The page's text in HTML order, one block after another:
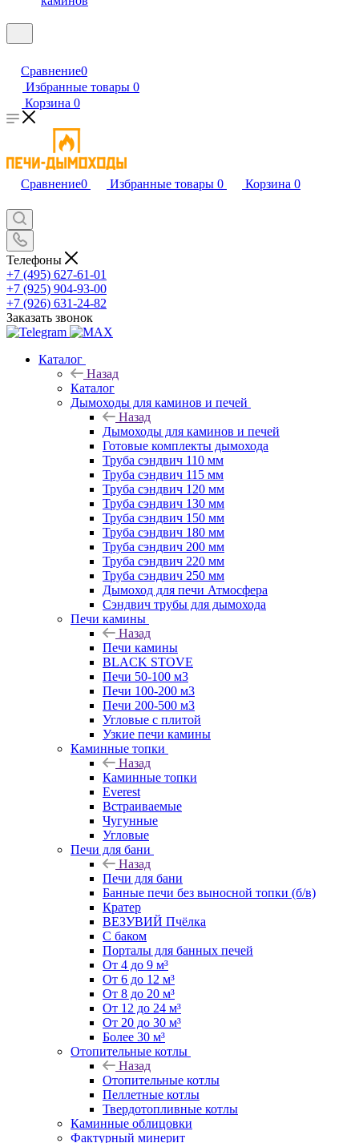
Сравнение0
Избранные товары 0
Корзина 0
Сравнение0 Избранные товары 0 Корзина 0
Телефоны
+7 (495) 627-61-01
+7 (925) 904-93-00
+7 (926) 631-24-82
Заказать звонок
Каталог
Назад
Каталог
Дымоходы для каминов и печей
Назад
Дымоходы для каминов и печей
Готовые комплекты дымохода
Труба сэндвич 110 мм
Труба сэндвич 115 мм
Труба сэндвич 120 мм
Труба сэндвич 130 мм
Труба сэндвич 150 мм
Труба сэндвич 180 мм
Труба сэндвич 200 мм
Труба сэндвич 220 мм
Труба сэндвич 250 мм
Дымоход для печи Атмосфера
Сэндвич трубы для дымохода
Печи камины
Назад
Печи камины
BLACK STOVE
Печи 50-100 м3
Печи 100-200 м3
Печи 200-500 м3
Угловые с плитой
Узкие печи камины
Каминные топки
Назад
Каминные топки
Everest
Встраиваемые
Чугунные
Угловые
Печи для бани
Назад
Печи для бани
Банные печи без выносной топки (б/в)
Кратер
ВЕЗУВИЙ Пчёлка
С баком
Порталы для банных печей
От 4 до 9 м³
От 6 до 12 м³
От 8 до 20 м³
От 12 до 24 м³
От 20 до 30 м³
Более 30 м³
Отопительные котлы
Назад
Отопительные котлы
Пеллетные котлы
Твердотопливные котлы
Каминные облицовки
Фактурный минерит